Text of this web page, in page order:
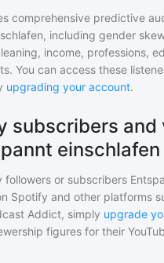
comprehensive predictive
, including gender
income, professions,
You can access these
upgrading your account.
subscribers and
einschlafen
followers or subscribers
Spotify and other platforms
Addict, simply upgrade
figures for their